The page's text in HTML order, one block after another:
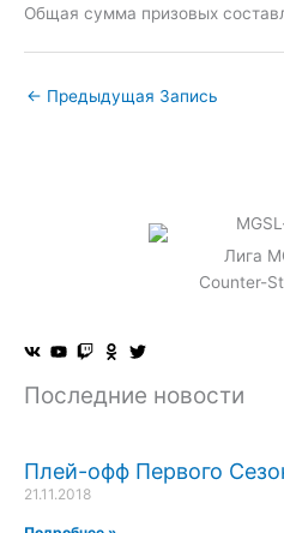
Общая сумма призовых
← Предыдущая Запись
Лига
Counter-
Последние новости
Плей-офф Первого
21.11.2018